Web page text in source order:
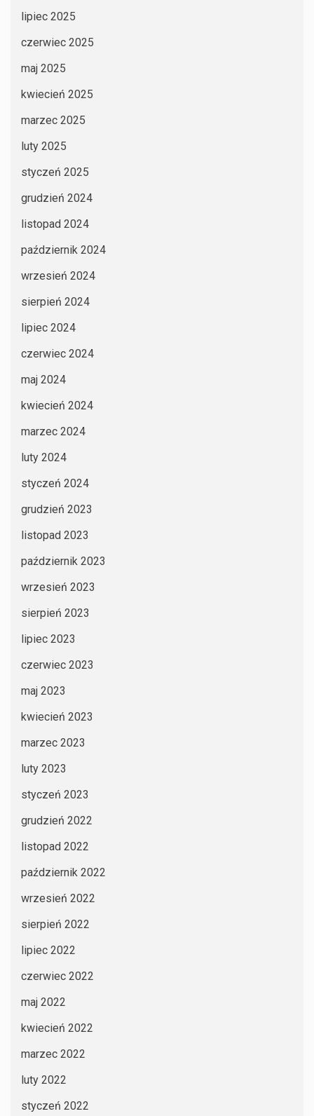
lipiec 2025
czerwiec 2025
maj 2025
kwiecień 2025
marzec 2025
luty 2025
styczeń 2025
grudzień 2024
listopad 2024
październik 2024
wrzesień 2024
sierpień 2024
lipiec 2024
czerwiec 2024
maj 2024
kwiecień 2024
marzec 2024
luty 2024
styczeń 2024
grudzień 2023
listopad 2023
październik 2023
wrzesień 2023
sierpień 2023
lipiec 2023
czerwiec 2023
maj 2023
kwiecień 2023
marzec 2023
luty 2023
styczeń 2023
grudzień 2022
listopad 2022
październik 2022
wrzesień 2022
sierpień 2022
lipiec 2022
czerwiec 2022
maj 2022
kwiecień 2022
marzec 2022
luty 2022
styczeń 2022